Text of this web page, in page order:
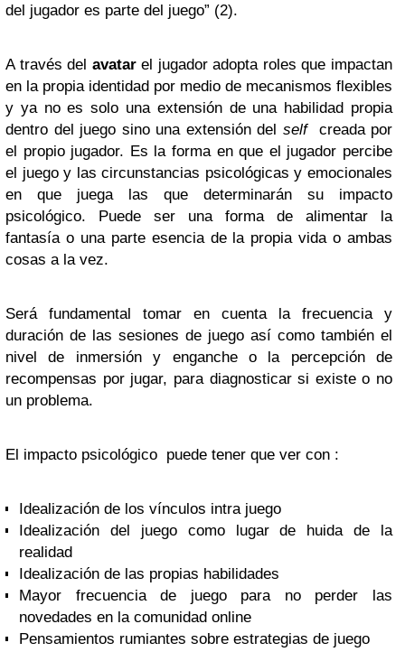
del jugador es parte del juego” (2).
A través del avatarel jugador adopta roles que impactan
en la propia identidad por medio de mecanismos flexibles
y ya no es solo una extensión de una habilidad propia
dentro del juego sino una extensión del self
creada por
el propio jugador. Es la forma en que el jugador percibe
el juego y las circunstancias psicológicas y emocionales
en que juega las que determinarán su impacto
psicológico. Puede ser una forma de alimentar la
fantasía o una parte esencia de la propia vida o ambas
cosas a la vez.
Será fundamental tomar en cuenta la frecuencia y
duración de las sesiones de juego así como también el
nivel de inmersión y enganche o la percepción de
recompensas por jugar, para diagnosticar si existe o no
un problema.
El impacto psicológico puede tener que ver con :
Idealización de los vínculos intra juego
Idealización del juego como lugar de huida de la
realidad
Idealización de las propias habilidades
Mayor frecuencia de juego para no perder las
novedades en la comunidad online
Pensamientos rumiantes sobre estrategias de juego